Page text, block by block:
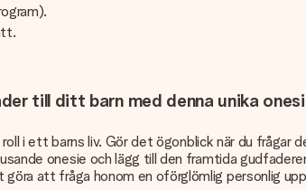
till ditt barn med denna unika
i ett barns liv. Gör det ögonblick när du frågar
onesie och lägg till den framtida
att fråga honom en oförglömlig personlig